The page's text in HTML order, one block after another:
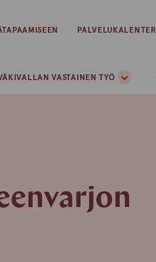
PALVELUKALENTERI
VASTAINEN TYÖ